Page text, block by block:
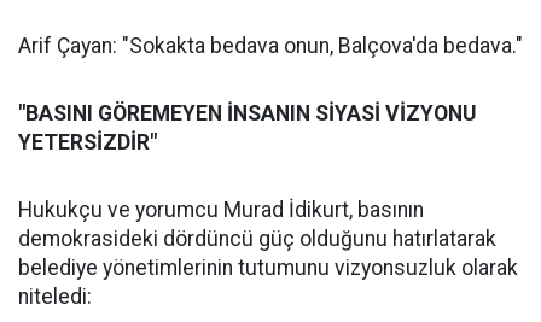
Arif Çayan: "Sokakta bedava onun, Balçova'da bedava."
"BASINI GÖREMEYEN İNSANIN SİYASİ VİZYONU
YETERSİZDİR"
Hukukçu ve yorumcu Murad İdikurt, basının
demokrasideki dördüncü güç olduğunu hatırlatarak
belediye yönetimlerinin tutumunu vizyonsuzluk olarak
niteledi: